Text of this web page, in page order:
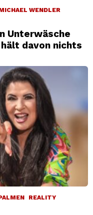
WENDLER
Unterwäsche
davon nichts
REALITY